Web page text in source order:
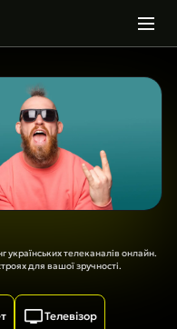
українських телеканалів онлайн.
для вашої зручності.
Телевізор